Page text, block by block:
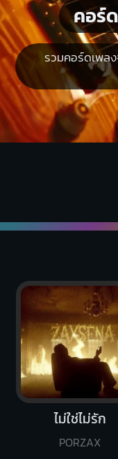
คอร์
รวมคอร์ดเพล
ไม่ใช่ไม่รัก
PORZAX